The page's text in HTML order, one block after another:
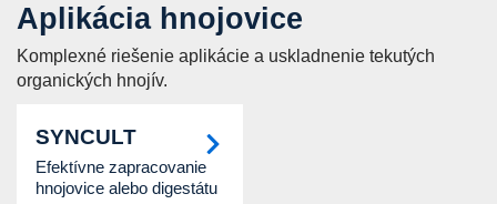
Aplikácia hnojovice
Komplexné riešenie aplikácie a uskladnenie tekutých
organických hnojív.
SYNCULT
Efektívne zapracovanie
hnojovice alebo digestátu